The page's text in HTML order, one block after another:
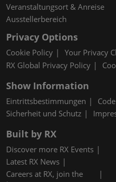
Veranstaltungsort & Anreise
Ausstellerbereich
Privacy Options
Cookie Policy
Your Privacy
RX Global Privacy Policy
Show Information
Eintrittsbestimmungen
Sicherheit und Schutz
Built by RX
Discover more RX Events
Latest RX News
Careers at RX, join the